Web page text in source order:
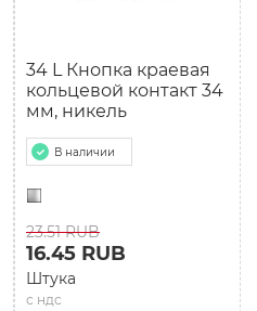
34 L Кнопка краевая
кольцевой контакт 34
мм, никель
В наличии
23.51 RUB
с ндс
16.45 RUB
Штука